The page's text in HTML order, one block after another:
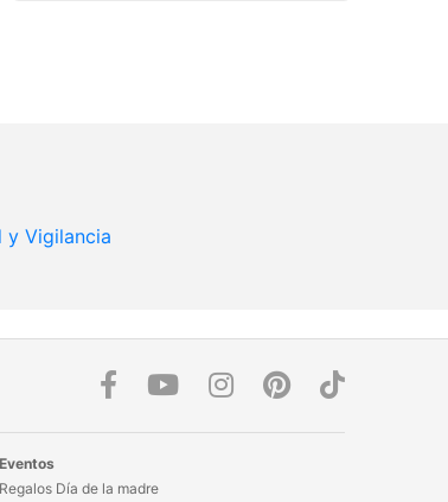
y Vigilancia
Eventos
Regalos Día de la madre